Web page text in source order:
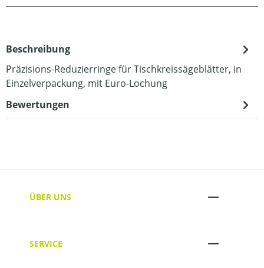
Beschreibung
Präzisions-Reduzierringe für Tischkreissägeblätter, in
Einzelverpackung, mit Euro-Lochung
Bewertungen
ÜBER UNS
SERVICE